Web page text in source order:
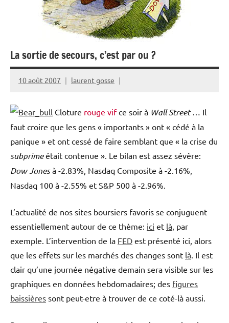
La sortie de secours, c’est par ou ?
10 août 2007 laurent gosse
Cloture rouge vifce soir à Wall Street… Il
faut croire que les gens « importants » ont « cédé à la
panique » et ont cessé de faire semblant que « la crise du
subprimeétait contenue ». Le bilan est assez sévère:
Dow Jonesà -2.83%, Nasdaq Composite à -2.16%,
Nasdaq 100 à -2.55% et S&P 500 à -2.96%.
L’actualité de nos sites boursiers favoris se conjuguent
essentiellement autour de ce thème: ici et là , par
exemple. L’intervention de la FED est présenté ici, alors
que les effets sur les marchés des changes sont là . Il est
clair qu’une journée négative demain sera visible sur les
graphiques en données hebdomadaires; des figures
baissières sont peut-etre à trouver de ce coté-là aussi.